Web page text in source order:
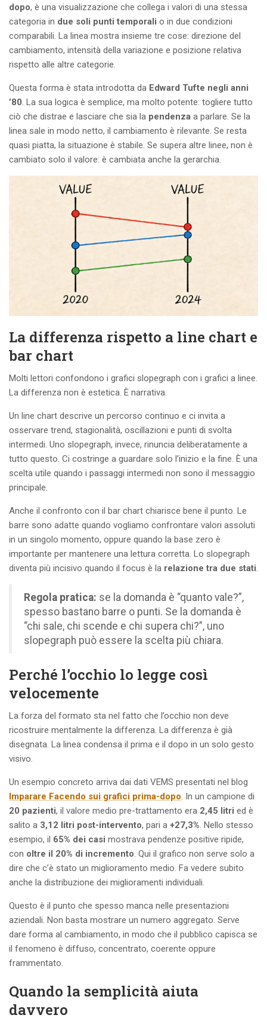
dopo, è una visualizzazione che collega i valori di una stessa
categoria in due soli punti temporali o in due condizioni
comparabili. La linea mostra insieme tre cose: direzione del
cambiamento, intensità della variazione e posizione relativa
rispetto alle altre categorie.
Questa forma è stata introdotta da Edward Tufte negli anni
’80 . La sua logica è semplice, ma molto potente: togliere tutto
ciò che distrae e lasciare che sia la pendenza a parlare. Se la
linea sale in modo netto, il cambiamento è rilevante. Se resta
quasi piatta, la situazione è stabile. Se supera altre linee, non è
cambiato solo il valore: è cambiata anche la gerarchia.
La differenza rispetto a line chart e
bar chart
Molti lettori confondono i grafici slopegraph con i grafici a linee.
La differenza non è estetica. È narrativa.
Un line chart descrive un percorso continuo e ci invita a
osservare trend, stagionalità, oscillazioni e punti di svolta
intermedi. Uno slopegraph, invece, rinuncia deliberatamente a
tutto questo. Ci costringe a guardare solo l’inizio e la fine. È una
scelta utile quando i passaggi intermedi non sono il messaggio
principale.
Anche il confronto con il bar chart chiarisce bene il punto. Le
barre sono adatte quando vogliamo confrontare valori assoluti
in un singolo momento, oppure quando la base zero è
importante per mantenere una lettura corretta. Lo slopegraph
diventa più incisivo quando il focus è la relazione tra due stati.
Regola pratica: se la domanda è “quanto vale?”,
spesso bastano barre o punti. Se la domanda è
“chi sale, chi scende e chi supera chi?”, uno
slopegraph può essere la scelta più chiara.
Perché l’occhio lo legge così
velocemente
La forza del formato sta nel fatto che l’occhio non deve
ricostruire mentalmente la differenza. La differenza è già
disegnata. La linea condensa il prima e il dopo in un solo gesto
visivo.
Un esempio concreto arriva dai dati VEMS presentati nel blog
Imparare Facendo sui grafici prima-dopo. In un campione di
20 pazienti, il valore medio pre-trattamento era 2,45 litri ed è
salito a 3,12 litri post-intervento, pari a +27,3%. Nello stesso
esempio, il 65% dei casi mostrava pendenze positive ripide,
con oltre il 20% di incremento. Qui il grafico non serve solo a
dire che c’è stato un miglioramento medio. Fa vedere subito
anche la distribuzione dei miglioramenti individuali.
Questo è il punto che spesso manca nelle presentazioni
aziendali. Non basta mostrare un numero aggregato. Serve
dare forma al cambiamento, in modo che il pubblico capisca se
il fenomeno è diffuso, concentrato, coerente oppure
frammentato.
Quando la semplicità aiuta
davvero